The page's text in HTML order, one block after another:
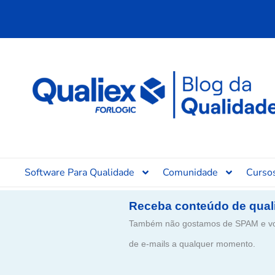
Software Para Qualidade Comunidade
Receba conteúdo de
Também não gostamos de SPAM e
de e-mails a qualquer momento.